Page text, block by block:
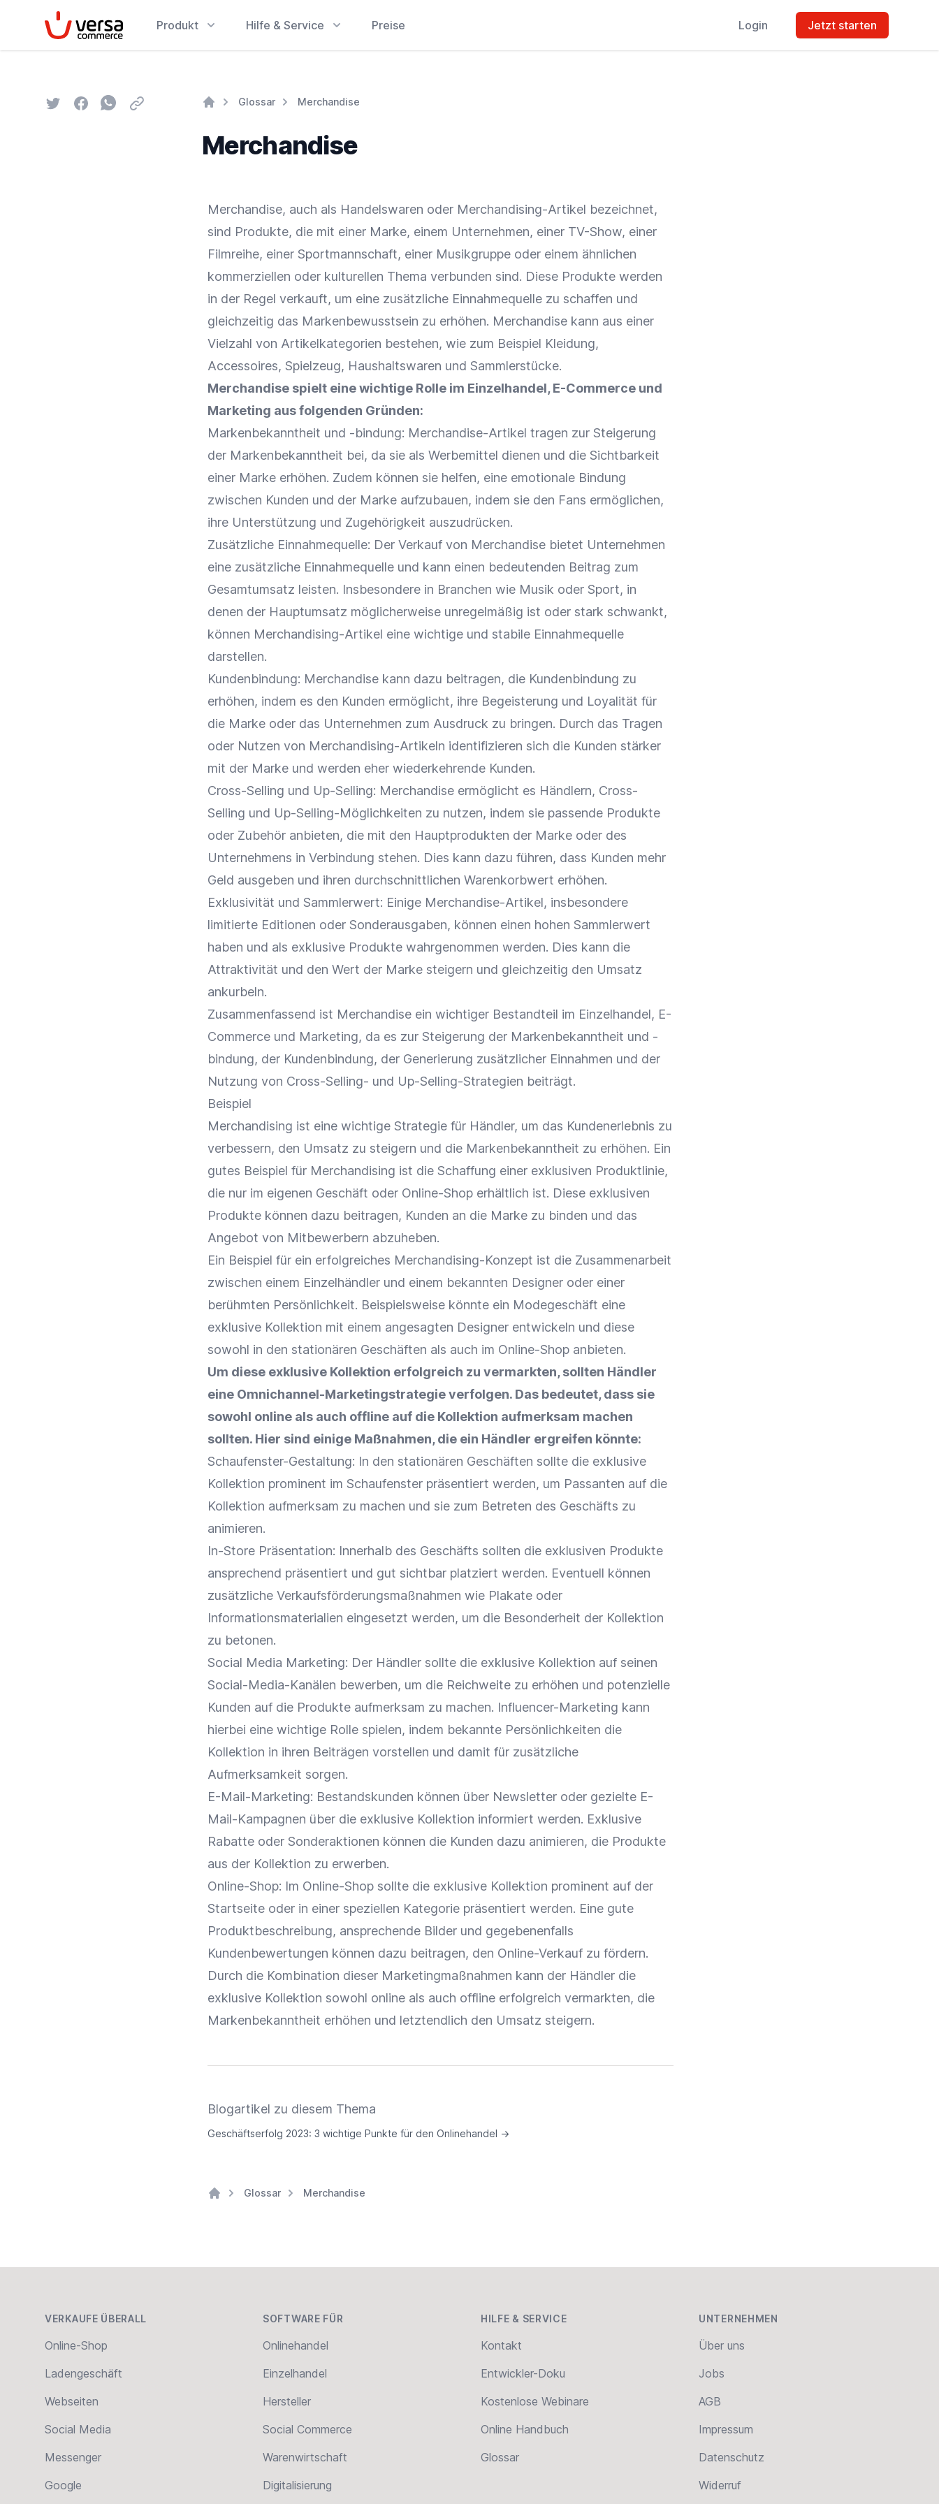
VersaCommerce Produkt Hilfe & Service Preise Login Jetzt starten
TwitterFacebookWhatsapp
Email Glossar Merchandise
Merchandise
Merchandise, auch als Handelswaren oder Merchandising-Artikel bezeichnet,
sind Produkte, die mit einer Marke, einem Unternehmen, einer TV-Show, einer
Filmreihe, einer Sportmannschaft, einer Musikgruppe oder einem ähnlichen
kommerziellen oder kulturellen Thema verbunden sind. Diese Produkte werden
in der Regel verkauft, um eine zusätzliche Einnahmequelle zu schaffen und
gleichzeitig das Markenbewusstsein zu erhöhen. Merchandise kann aus einer
Vielzahl von Artikelkategorien bestehen, wie zum Beispiel Kleidung,
Accessoires, Spielzeug, Haushaltswaren und Sammlerstücke.
Merchandise spielt eine wichtige Rolle im Einzelhandel,E-Commerce und
Marketing aus folgenden Gründen:
Markenbekanntheit und -bindung: Merchandise-Artikel tragen zur Steigerung
der Markenbekanntheit bei, da sie als Werbemittel dienen und die Sichtbarkeit
einer Marke erhöhen. Zudem können sie helfen, eine emotionale Bindung
zwischen Kunden und der Marke aufzubauen, indem sie den Fans ermöglichen,
ihre Unterstützung und Zugehörigkeit auszudrücken.
Zusätzliche Einnahmequelle: Der Verkauf von Merchandise bietet Unternehmen
eine zusätzliche Einnahmequelle und kann einen bedeutenden Beitrag zum
Gesamtumsatz leisten. Insbesondere in Branchen wie Musik oder Sport, in
denen der Hauptumsatz möglicherweise unregelmäßig ist oder stark schwankt,
können Merchandising-Artikel eine wichtige und stabile Einnahmequelle
darstellen.
Kundenbindung: Merchandise kann dazu beitragen, die Kundenbindung zu
erhöhen, indem es den Kunden ermöglicht, ihre Begeisterung und Loyalität für
die Marke oder das Unternehmen zum Ausdruck zu bringen. Durch das Tragen
oder Nutzen von Merchandising-Artikeln identifizieren sich die Kunden stärker
mit der Marke und werden eher wiederkehrende Kunden.
Cross-Selling und Up-Selling: Merchandise ermöglicht es Händlern, Cross-
Selling und Up-Selling-Möglichkeiten zu nutzen, indem sie passende Produkte
oder Zubehör anbieten, die mit den Hauptprodukten der Marke oder des
Unternehmens in Verbindung stehen. Dies kann dazu führen, dass Kunden mehr
Geld ausgeben und ihren durchschnittlichen Warenkorbwert erhöhen.
Exklusivität und Sammlerwert: Einige Merchandise-Artikel, insbesondere
limitierte Editionen oder Sonderausgaben, können einen hohen Sammlerwert
haben und als exklusive Produkte wahrgenommen werden. Dies kann die
Attraktivität und den Wert der Marke steigern und gleichzeitig den Umsatz
ankurbeln.
Zusammenfassend ist Merchandise ein wichtiger Bestandteil im Einzelhandel, E-
Commerce und Marketing, da es zur Steigerung der Markenbekanntheit und -
bindung, der Kundenbindung, der Generierung zusätzlicher Einnahmen und der
Nutzung von Cross-Selling- und Up-Selling-Strategien beiträgt.
Beispiel
Merchandising ist eine wichtige Strategie für Händler, um das Kundenerlebnis zu
verbessern, den Umsatz zu steigern und die Markenbekanntheit zu erhöhen. Ein
gutes Beispiel für Merchandising ist die Schaffung einer exklusiven Produktlinie,
die nur im eigenen Geschäft oder Online-Shop erhältlich ist. Diese exklusiven
Produkte können dazu beitragen, Kunden an die Marke zu binden und das
Angebot von Mitbewerbern abzuheben.
Ein Beispiel für ein erfolgreiches Merchandising-Konzept ist die Zusammenarbeit
zwischen einem Einzelhändler und einem bekannten Designer oder einer
berühmten Persönlichkeit. Beispielsweise könnte ein Modegeschäft eine
exklusive Kollektion mit einem angesagten Designer entwickeln und diese
sowohl in den stationären Geschäften als auch im Online-Shop anbieten.
Um diese exklusive Kollektion erfolgreich zu vermarkten, sollten Händler
eine Omnichannel-Marketingstrategie verfolgen. Das bedeutet, dass sie
sowohl online als auch offline auf die Kollektion aufmerksam machen
sollten. Hier sind einige Maßnahmen, die ein Händler ergreifen könnte:
Schaufenster-Gestaltung: In den stationären Geschäften sollte die exklusive
Kollektion prominent im Schaufenster präsentiert werden, um Passanten auf die
Kollektion aufmerksam zu machen und sie zum Betreten des Geschäfts zu
animieren.
In-Store Präsentation: Innerhalb des Geschäfts sollten die exklusiven Produkte
ansprechend präsentiert und gut sichtbar platziert werden. Eventuell können
zusätzliche Verkaufsförderungsmaßnahmen wie Plakate oder
Informationsmaterialien eingesetzt werden, um die Besonderheit der Kollektion
zu betonen.
Social Media Marketing: Der Händler sollte die exklusive Kollektion auf seinen
Social-Media-Kanälen bewerben, um die Reichweite zu erhöhen und potenzielle
Kunden auf die Produkte aufmerksam zu machen. Influencer-Marketing kann
hierbei eine wichtige Rolle spielen, indem bekannte Persönlichkeiten die
Kollektion in ihren Beiträgen vorstellen und damit für zusätzliche
Aufmerksamkeit sorgen.
E-Mail-Marketing: Bestandskunden können über Newsletter oder gezielte E-
Mail-Kampagnen über die exklusive Kollektion informiert werden. Exklusive
Rabatte oder Sonderaktionen können die Kunden dazu animieren, die Produkte
aus der Kollektion zu erwerben.
Online-Shop: Im Online-Shop sollte die exklusive Kollektion prominent auf der
Startseite oder in einer speziellen Kategorie präsentiert werden. Eine gute
Produktbeschreibung, ansprechende Bilder und gegebenenfalls
Kundenbewertungen können dazu beitragen, den Online-Verkauf zu fördern.
Durch die Kombination dieser Marketingmaßnahmen kann der Händler die
exklusive Kollektion sowohl online als auch offline erfolgreich vermarkten, die
Markenbekanntheit erhöhen und letztendlich den Umsatz steigern.
Blogartikel zu diesem Thema
Geschäftserfolg 2023: 3 wichtige Punkte für den Onlinehandel →
Glossar Merchandise
VERKAUFE ÜBERALL
Online-Shop
Ladengeschäft
Webseiten
Social Media
Messenger
Google
SOFTWARE FÜR
Onlinehandel
Einzelhandel
Hersteller
Social Commerce
Warenwirtschaft
Digitalisierung
HILFE & SERVICE
Kontakt
Entwickler-Doku
Kostenlose Webinare
Online Handbuch
Glossar
UNTERNEHMEN
Über uns
Jobs
AGB
Impressum
Datenschutz
Widerruf